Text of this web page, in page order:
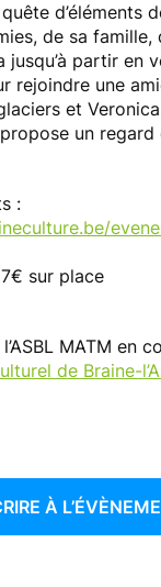
d’éléments
de sa famille,
partir en
rejoindre une
et
un
:
sur place
MATM en
de Braine-
À